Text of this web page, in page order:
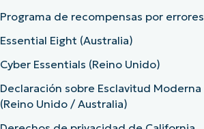
Programa de recompensas por errores
Essential Eight (Australia)
Cyber Essentials (Reino Unido)
Declaración sobre Esclavitud Moderna
(Reino Unido / Australia)